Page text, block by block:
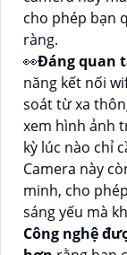
cho phép bạn
ràng.
️👀Đáng quan
năng kết nối
soát từ xa
xem hình ảnh
kỳ lúc nào chỉ
Camera này
minh, cho
sáng yếu mà
Công nghệ